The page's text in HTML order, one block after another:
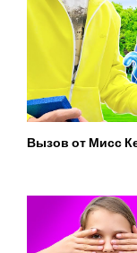
Вызов от Мисс